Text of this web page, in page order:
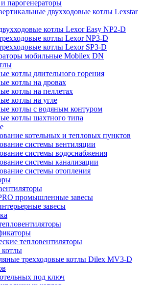
парогенераторы
двухходовые котлы Lexstar
котлы Lexor Easy NP2-D
котлы Lexor NP3-D
котлы Lexor SP3-D
мобильные Mobilex DN
котлы длительного горения
котлы на дровах
котлы на пеллетах
котлы на угле
котлы с водяным контуром
котлы шахтного типа
котельных и тепловых пунктов
системы вентиляции
системы водоснабжения
системы канализации
системы отопления
промышленные завесы
завесы
тепловентиляторы
котлы
трехходовые котлы Dilex MV3-D
под ключ